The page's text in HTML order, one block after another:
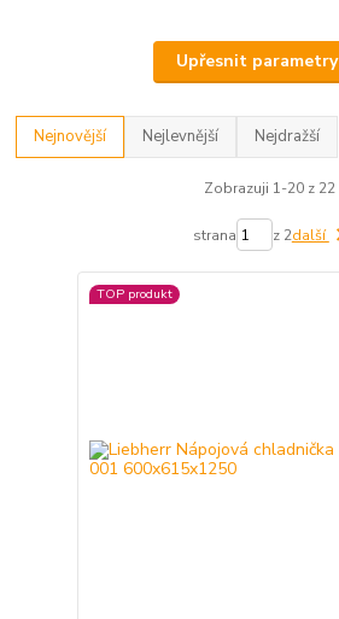
Upřesnit parametry
Nejnovější Nejlevnější Nejdražší
Zobrazuji 1-20 z 22
strana z 2další
TOP produkt